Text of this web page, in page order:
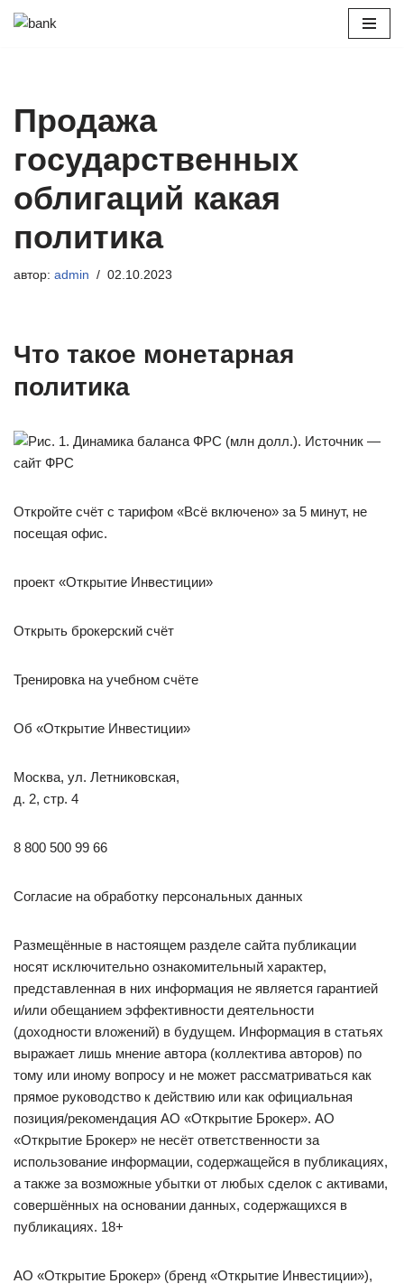
Продажа
государственных
облигаций какая
политика
автор: admin 02.10.2023
Что такое монетарная
политика
Откройте счёт с тарифом «Всё включено» за 5 минут, не
посещая офис.
проект «Открытие Инвестиции»
Открыть брокерский счёт
Тренировка на учебном счёте
Об «Открытие Инвестиции»
Москва, ул. Летниковская,
д. 2, стр. 4
8 800 500 99 66
Согласие на обработку персональных данных
Размещённые в настоящем разделе сайта публикации
носят исключительно ознакомительный характер,
представленная в них информация не является гарантией
и/или обещанием эффективности деятельности
(доходности вложений) в будущем. Информация в статьях
выражает лишь мнение автора (коллектива авторов) по
тому или иному вопросу и не может рассматриваться как
прямое руководство к действию или как официальная
позиция/рекомендация АО «Открытие Брокер». АО
«Открытие Брокер» не несёт ответственности за
использование информации, содержащейся в публикациях,
а также за возможные убытки от любых сделок с активами,
совершённых на основании данных, содержащихся в
публикациях. 18+
АО «Открытие Брокер» (бренд «Открытие Инвестиции»),